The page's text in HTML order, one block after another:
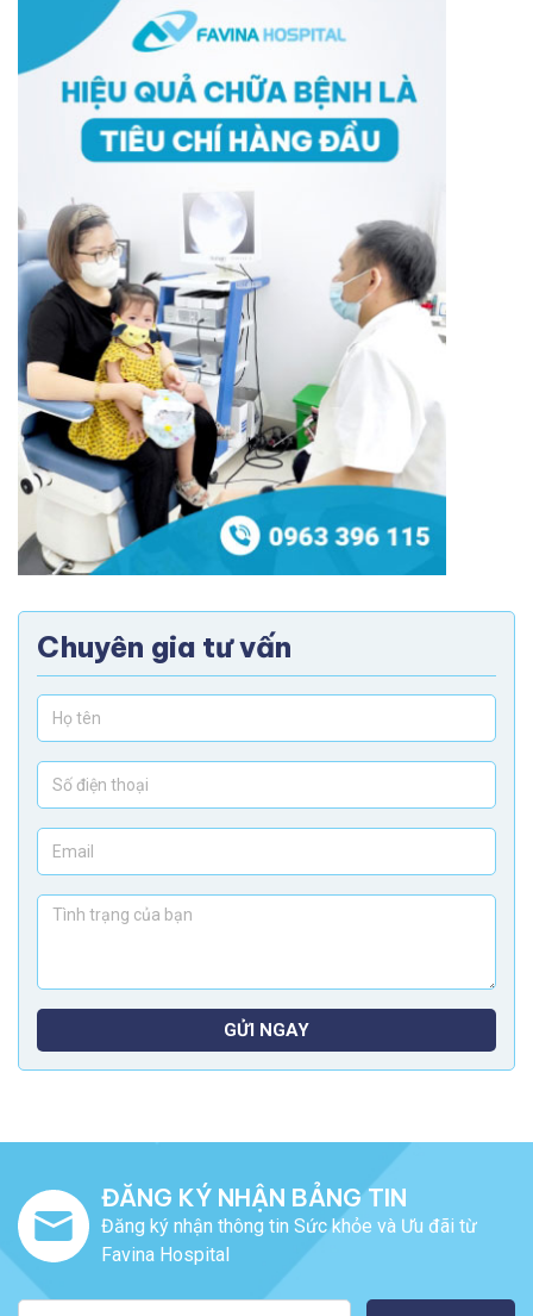
Chuyên gia tư vấn
GỬI NGAY
ĐĂNG KÝ NHẬN BẢNG TIN
Đăng ký nhận thông tin Sức khỏe và Ưu đãi từ
Favina Hospital